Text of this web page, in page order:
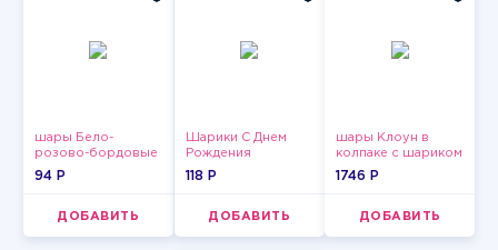
шары Бело-
розово-бордовые
металлик
94 P
ДОБАВИТЬ
Шарики С Днем
Рождения
118 P
ДОБАВИТЬ
шары Клоун в
колпаке с шариком
1746 P
ДОБАВИТЬ